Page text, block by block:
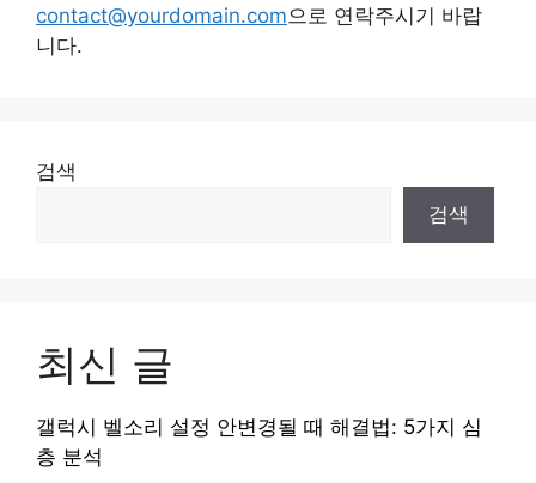
contact@yourdomain.com으로 연락주시기 바랍
니다.
검색
검색
최신 글
갤럭시 벨소리 설정 안변경될 때 해결법: 5가지 심
층 분석